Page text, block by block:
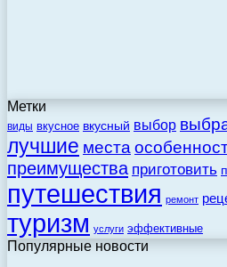
Метки
виды вкусное вкусный выбор
лучшие места
преимущества приготовить
путешествия ремонт
туризм услуги эффективные
Популярные новости